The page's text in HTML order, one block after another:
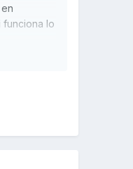
funciona lo